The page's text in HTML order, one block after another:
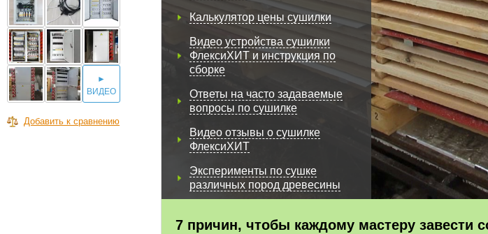
►
ВИДЕО
Добавить к сравнению
Калькулятор цены сушилки
Видео устройства сушилки
ФлексиХИТ и инструкция по
сборке
Ответы на часто задаваемые
вопросы по сушилке
Видео отзывы о сушилке
ФлексиХИТ
Эксперименты по сушке
различных пород древесины
7 причин, чтобы каждому мастеру завести